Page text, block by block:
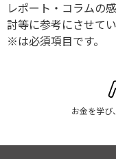
レポート・コラムの
討等に参考にさせてい
※は必須項目です。
お金を学び